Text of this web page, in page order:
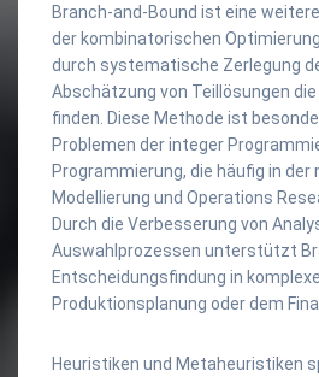
Branch-and-Bound ist eine
der kombinatorischen
durch systematische Zerlegung
Abschätzung von Teillösungen
finden. Diese Methode ist
Problemen der integer
Programmierung, die häufig in
Modellierung und Operations
Durch die Verbesserung von
Auswahlprozessen unterstützt
Entscheidungsfindung in
Produktionsplanung oder dem
Heuristiken und Metaheuristiken